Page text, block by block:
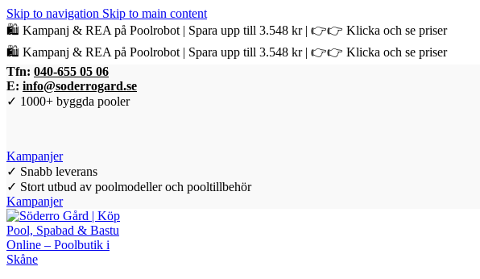
Skip to navigation Skip to main content
🛍️ Kampanj & REA på Poolrobot | Spara upp till 3.548 kr | 👉👉 Klicka och se priser
🛍️ Kampanj & REA på Poolrobot | Spara upp till 3.548 kr | 👉👉 Klicka och se priser
Tfn: 040-655 05 06
E: info@soderrogard.se
✓ 1000+ byggda pooler
Kampanjer
✓ Snabb leverans
✓ Stort utbud av poolmodeller och pooltillbehör
Kampanjer